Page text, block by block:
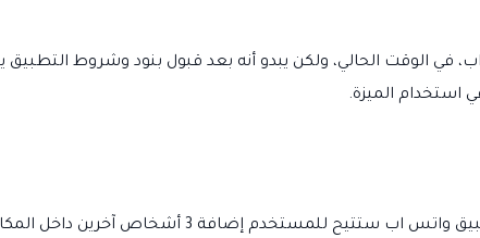
في الوقت الحالي، ولكن يبدو أنه بعد قبول بنود وشروط
استخدام الميزة.
على صعيد آخر تمكّنت مواقع صحافيّة من رصد ميزة جديدة في تطبيق